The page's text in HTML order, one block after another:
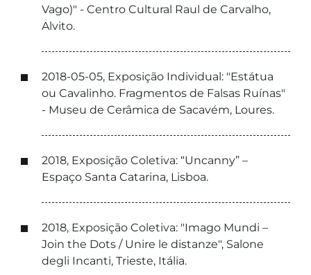
Vago)" - Centro Cultural Raul de Carvalho,
Alvito.
2018-05-05, Exposição Individual: "Estátua
ou Cavalinho. Fragmentos de Falsas Ruínas"
- Museu de Cerâmica de Sacavém, Loures.
2018, Exposição Coletiva: “Uncanny” –
Espaço Santa Catarina, Lisboa.
2018, Exposição Coletiva: "Imago Mundi –
Join the Dots / Unire le distanze", Salone
degli Incanti, Trieste, Itália.